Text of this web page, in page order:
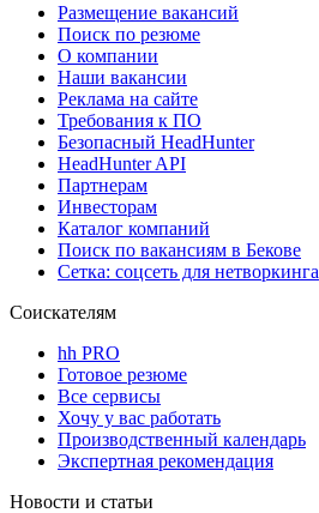
Размещение вакансий
Поиск по резюме
О компании
Наши вакансии
Реклама на сайте
Требования к ПО
Безопасный HeadHunter
HeadHunter API
Партнерам
Инвесторам
Каталог компаний
Поиск по вакансиям в Бекове
Сетка: соцсеть для нетворкинга
Соискателям
hh PRO
Готовое резюме
Все сервисы
Хочу у вас работать
Производственный календарь
Экспертная рекомендация
Новости и статьи